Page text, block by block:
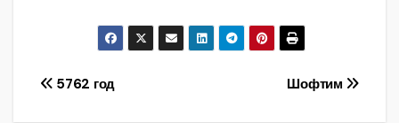
Навигация
Шофтим
5762 год